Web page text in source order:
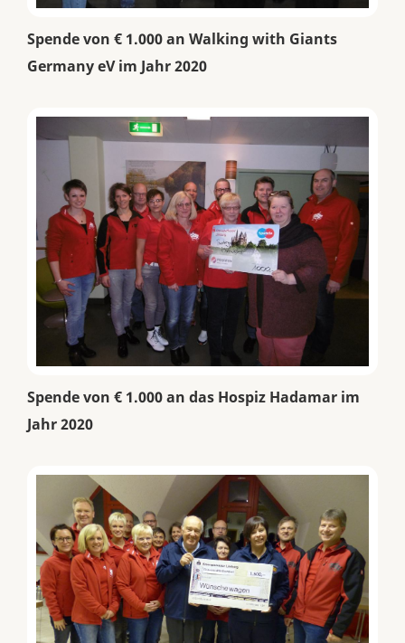
Spende von € 1.000 an Walking with Giants
Germany eV im Jahr 2020
Spende von € 1.000 an das Hospiz Hadamar im
Jahr 2020